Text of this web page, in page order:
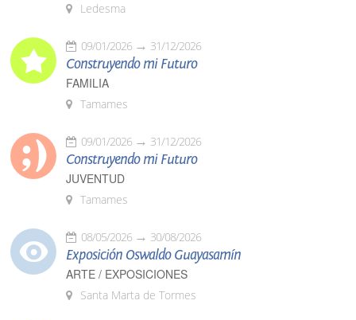
Ledesma
09/01/2026 31/12/2026
Construyendo mi Futuro
FAMILIA
Tamames
09/01/2026 31/12/2026
Construyendo mi Futuro
JUVENTUD
Tamames
08/05/2026 30/08/2026
Exposición Oswaldo Guayasamín
ARTE / EXPOSICIONES
Santa Marta de Tormes